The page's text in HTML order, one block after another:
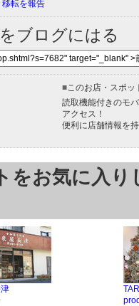
転を報告
ブログにはる
■このお店・スポッ
読取機能付きのモ
アクセス！
便利に店舗情報を
をお気に入